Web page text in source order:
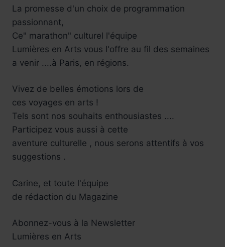
La promesse d'un choix de programmation
passionnant,
Ce" marathon" culturel l'équipe
Lumières en Arts vous l'offre au fil des semaines
a venir ....à Paris, en régions.
Vivez de belles émotions lors de
ces voyages en arts !
Tels sont nos souhaits enthousiastes ....
Participez vous aussi à cette
aventure culturelle , nous serons attentifs à vos
suggestions .
Carine, et toute l'équipe
de rédaction du Magazine
Abonnez-vous à la Newsletter
Lumières en Arts